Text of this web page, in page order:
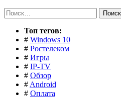
Найти:
Toп тегов:
# Windows 10
# Ростелеком
# Игры
# IP-TV
# Обзор
# Android
# Оплата